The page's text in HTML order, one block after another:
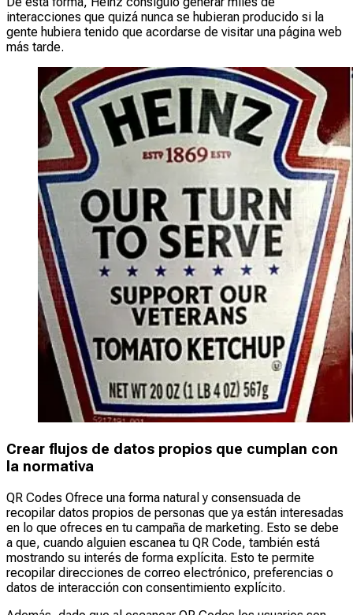
interacciones que quizá nunca se hubieran producido si la
gente hubiera tenido que acordarse de visitar una página web
más tarde.
Crear flujos de datos propios que cumplan con
la normativa
QR Codes Ofrece una forma natural y consensuada de
recopilar datos propios de personas que ya están interesadas
en lo que ofreces en tu campaña de marketing. Esto se debe
a que, cuando alguien escanea tu QR Code, también está
mostrando su interés de forma explícita. Esto te permite
recopilar direcciones de correo electrónico, preferencias o
datos de interacción con consentimiento explícito.